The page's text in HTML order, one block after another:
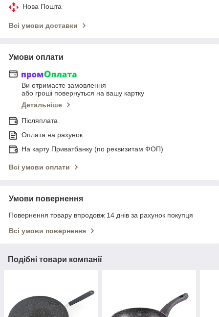
Нова Пошта
Всі умови доставки
Умови оплати
Ви отримаєте замовлення
або гроші повернуться на вашу картку
Детальніше
Післяплата
Оплата на рахунок
На карту Приватбанку (по реквизитам ФОП)
Всі умови оплати
Умови повернення
Повернення товару впродовж 14 днів за рахунок покупця
Всі умови повернення
Подібні товари компанії